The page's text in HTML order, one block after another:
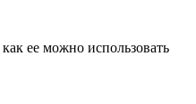
ее можно использовать